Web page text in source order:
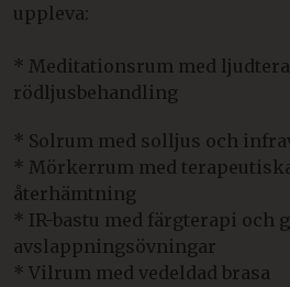
uppleva:
* Meditationsrum med
rödljusbehandling
* Solrum med solljus och
* Mörkerrum med
återhämtning
* IR-bastu med färgterapi och
avslappningsövningar
* Vilrum med vedeldad brasa